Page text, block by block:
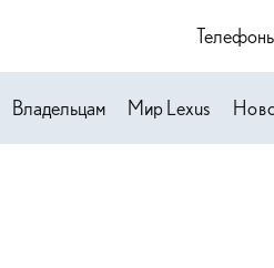
Владельцам Мир Lexus